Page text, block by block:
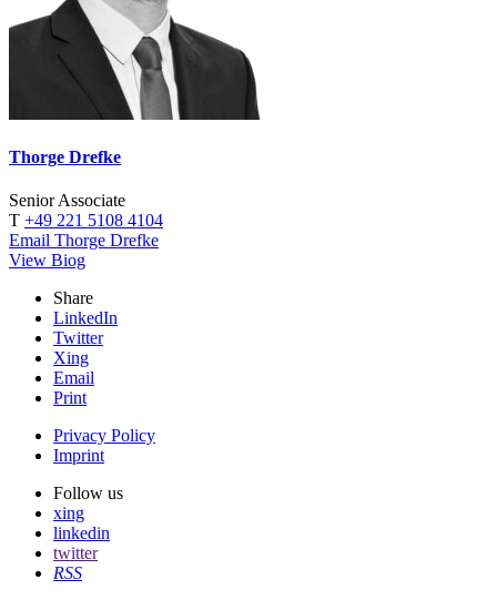
Thorge Drefke
Senior Associate
T +49 221 5108 4104
Email Thorge Drefke
View Biog
Share
LinkedIn
Twitter
Xing
Email
Print
Privacy Policy
Imprint
Follow us
xing
linkedin
twitter
RSS